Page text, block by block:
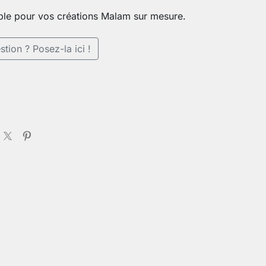
pour vos créations Malam sur mesure.
? Posez-la ici !